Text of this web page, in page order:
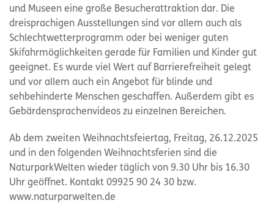
und Museen eine große Besucherattraktion dar. Die
dreisprachigen Ausstellungen sind vor allem auch als
Schlechtwetterprogramm oder bei weniger guten
Skifahrmöglichkeiten gerade für Familien und Kinder gut
geeignet. Es wurde viel Wert auf Barrierefreiheit gelegt
und vor allem auch ein Angebot für blinde und
sehbehinderte Menschen geschaffen. Außerdem gibt es
Gebärdensprachenvideos zu einzelnen Bereichen.
Ab dem zweiten Weihnachtsfeiertag, Freitag, 26.12.2025
und in den folgenden Weihnachtsferien sind die
NaturparkWelten wieder täglich von 9.30 Uhr bis 16.30
Uhr geöffnet. Kontakt 09925 90 24 30 bzw.
www.naturparwelten.de